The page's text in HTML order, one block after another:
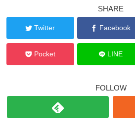
SHARE
Twitter Facebook
Pocket LINE
FOLLOW